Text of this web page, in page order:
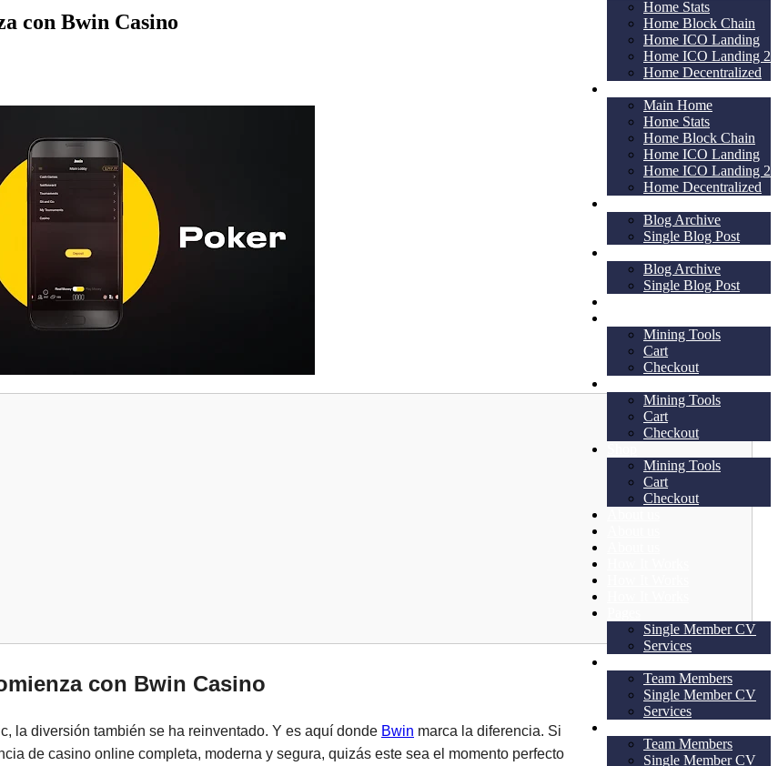
Home Stats
Home Block Chain
Home ICO Landing
Home ICO Landing 2
Home Decentralized
Main Home
Home Stats
Home Block Chain
Home ICO Landing
Home ICO Landing 2
Home Decentralized
Blog Archive
Single Blog Post
Blog Archive
Single Blog Post
Mining Tools
Cart
Checkout
Mining Tools
Cart
Checkout
Mining Tools
Cart
Checkout
Single Member CV
Services
Team Members
Single Member CV
Services
Team Members
Single Member CV
con Bwin Casino
con Bwin Casino
la diversión también se ha reinventado. Y es aquí donde Bwin marca la diferencia. Si
de casino online completa, moderna y segura, quizás este sea el momento perfecto